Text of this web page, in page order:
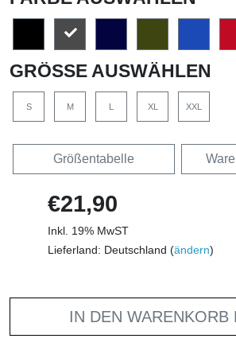
GRÖSSE AUSWÄHLEN
S M L XL XXL
Größentabelle
€21,90
Inkl. 19% MwST
Lieferland: Deutschland (ändern)
IN DEN WARENKORB